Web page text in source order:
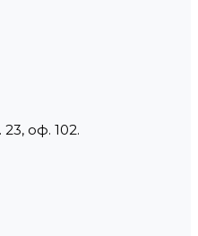
оф. 102.